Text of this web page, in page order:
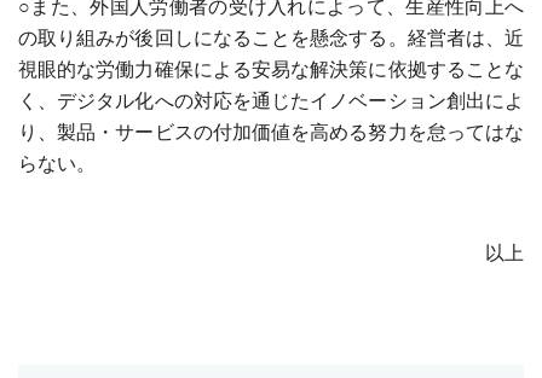
○また、外国人労働者の受け入れによって、生産性向上へ
の取り組みが後回しになることを懸念する。経営者は、近
視眼的な労働力確保による安易な解決策に依拠することな
く、デジタル化への対応を通じたイノベーション創出によ
り、製品・サービスの付加価値を高める努力を怠ってはな
らない。
以上